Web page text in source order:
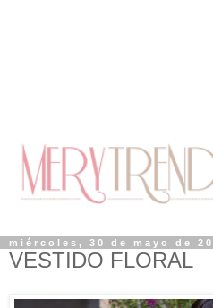
miércoles, 30 de mayo de
VESTIDO FLORAL